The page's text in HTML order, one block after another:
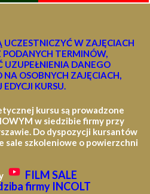
UCZESTNICZYĆ W ZAJĘCIACH
PODANYCH TERMINÓW,
UZUPEŁNIENIA DANEGO
OSOBNYCH ZAJĘCIACH,
KURSU.
kursu są prowadzone
w siedzibie firmy przy
Do dyspozycji kursantów
sale szkoleniowe o powierzchni
FILM SALE
firmy INCOLT